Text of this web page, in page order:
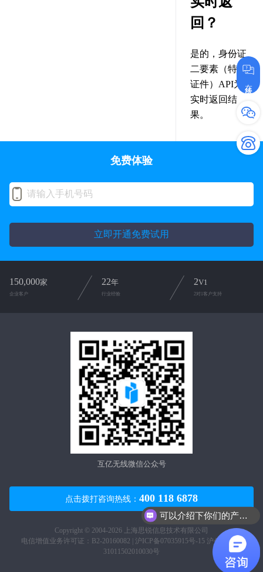
回？
是的，身份证
二要素（特殊
证件）API为
实时返回结
果。
在线咨询
免费体验
立即开通免费试用
150,000家
企业客户
22年
行业经验
2V1
2对1客户支持
互亿无线微信公众号
点击拨打咨询热线： 400 118 6878
Copyright © 2004-2026 上海思锐信息技术有限公司
电信增值业务许可证：B2-20160082 | 沪ICP备07035915号-15 沪公网安备
31011502010030号
可以介绍下你们的产品么？